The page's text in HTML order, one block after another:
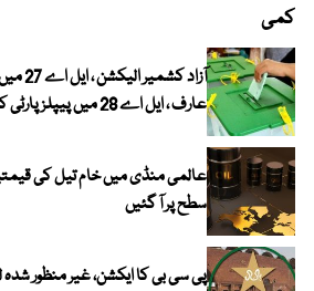
کمی
آزاد
عارف ، ایل اے 28 میں پیپلز پارٹی کے بازل نقوی کامیاب
عالمی منڈی میں خام تیل کی
سطح پر آ گئیں
پی سی بی کا ایکشن، غیر منظور